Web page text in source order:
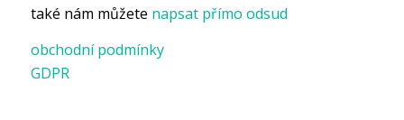
také nám můžete napsat přímo odsud
obchodní podmínky
GDPR